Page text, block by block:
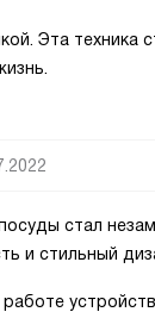
Эта техника
стал
и стильный